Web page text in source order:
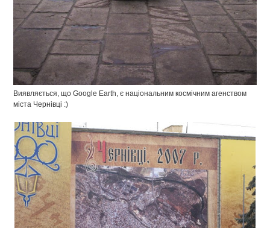
Виявляється, що Google Earth, є національним космічним агенством
міста Чернівці :)